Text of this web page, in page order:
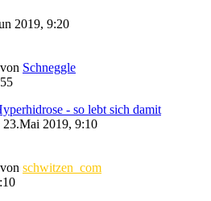
2019, 9:20
von Schneggle
- so lebt sich damit
23.Mai 2019, 9:10
von schwitzen_com